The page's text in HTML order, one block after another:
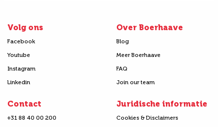
Volg ons
Facebook
Youtube
Instagram
Linkedin
Over Boerhaave
Blog
Meer Boerhaave
FAQ
Join our team
Contact
+31 88 40 00 200
Juridische informatie
Cookies & Disclaimers